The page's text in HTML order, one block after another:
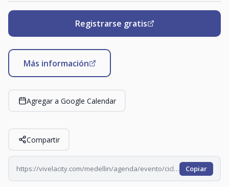
Registrarse gratis
Más información
Agregar a Google Calendar
Compartir
https://vivelacity.com/medellin/agenda/evento/ciclo-kids-2026-07-26 Copiar